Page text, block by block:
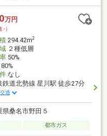
万円
）
294.42m2
２種低層
50%
なし
鉄道北勢線 星川駅 徒歩27分
通
県桑名市野田５
都市ガス